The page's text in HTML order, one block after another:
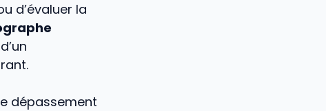
d’évaluer la
dépassement